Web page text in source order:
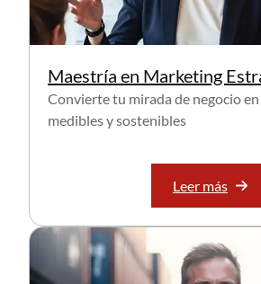
Maestría en Marketing
Convierte tu mirada de negocio
medibles y sostenibles
Leer más